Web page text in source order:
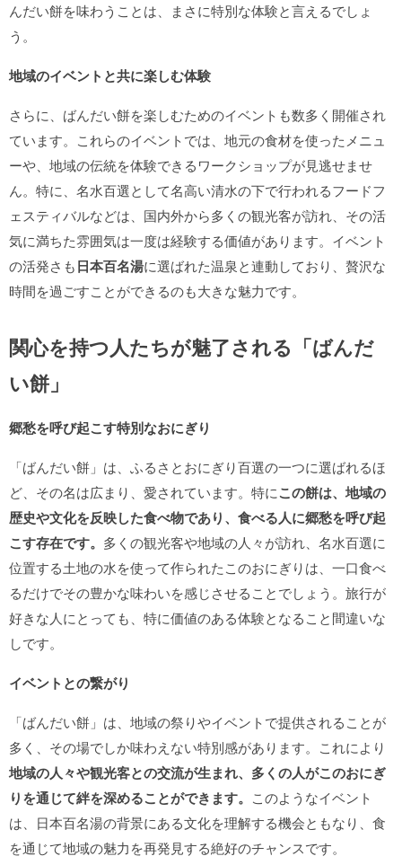
んだい餅を味わうことは、まさに特別な体験と言えるでしょ
う。
地域のイベントと共に楽しむ体験
さらに、ばんだい餅を楽しむためのイベントも数多く開催され
ています。これらのイベントでは、地元の食材を使ったメニュ
ーや、地域の伝統を体験できるワークショップが見逃せませ
ん。特に、名水百選として名高い清水の下で行われるフードフ
ェスティバルなどは、国内外から多くの観光客が訪れ、その活
気に満ちた雰囲気は一度は経験する価値があります。イベント
の活発さも日本百名湯に選ばれた温泉と連動しており、贅沢な
時間を過ごすことができるのも大きな魅力です。
関心を持つ人たちが魅了される「ばんだ
い餅」
郷愁を呼び起こす特別なおにぎり
「ばんだい餅」は、ふるさとおにぎり百選の一つに選ばれるほ
ど、その名は広まり、愛されています。特にこの餅は、地域の
歴史や文化を反映した食べ物であり、食べる人に郷愁を呼び起
こす存在です。 多くの観光客や地域の人々が訪れ、名水百選に
位置する土地の水を使って作られたこのおにぎりは、一口食べ
るだけでその豊かな味わいを感じさせることでしょう。旅行が
好きな人にとっても、特に価値のある体験となること間違いな
しです。
イベントとの繋がり
「ばんだい餅」は、地域の祭りやイベントで提供されることが
多く、その場でしか味わえない特別感があります。これにより
地域の人々や観光客との交流が生まれ、多くの人がこのおにぎ
りを通じて絆を深めることができます。 このようなイベント
は、日本百名湯の背景にある文化を理解する機会ともなり、食
を通じて地域の魅力を再発見する絶好のチャンスです。